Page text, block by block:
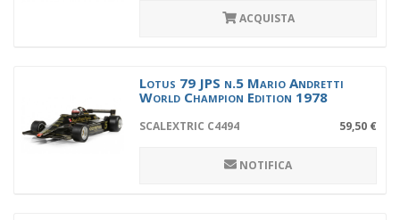
ACQUISTA
Lotus 79 JPS n.5 Mario Andretti
World Champion Edition 1978
SCALEXTRIC C4494 59,50 €
NOTIFICA